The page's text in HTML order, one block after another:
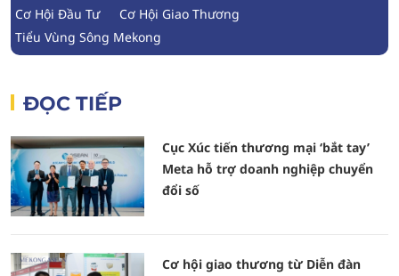
Cơ Hội Đầu Tư
Cơ Hội Giao Thương
Tiểu Vùng Sông Mekong
ĐỌC TIẾP
Cục Xúc tiến thương mại ‘bắt tay’
Meta hỗ trợ doanh nghiệp chuyển
đổi số
Cơ hội giao thương từ Diễn đàn